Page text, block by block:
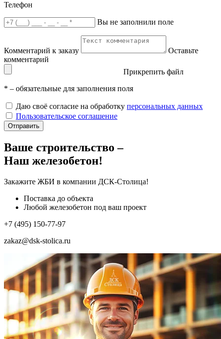
Телефон
Вы не заполнили поле
Комментарий к заказу
Оставьте
комментарий
Прикрепить файл
* – обязательные для заполнения поля
Даю своё согласие на обработку персональных данных
Пользовательское соглашение
Отправить
Ваше строительство –
Наш железобетон!
Закажите ЖБИ в компании ДСК-Столица!
Поставка до объекта
Любой железобетон под ваш проект
+7 (495) 150-77-97
zakaz@dsk-stolica.ru